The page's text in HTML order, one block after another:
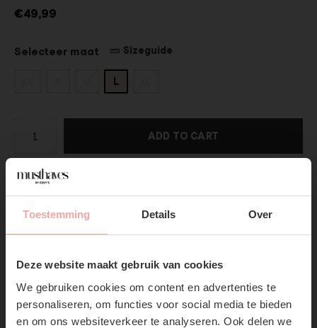
Toestemming Details Over
Deze website maakt gebruik van cookies
We gebruiken cookies om content en advertenties te
personaliseren, om functies voor social media te bieden
en om ons websiteverkeer te analyseren. Ook delen we
SUBSCRIBE NOW & GET
10% OFF YOUR FIRST
ORDER!
Don't miss out on our trendy new drops or exclusive
€49,99
Selecteer maat Sizeguide
L
ADD TO CART
Gratis verzending Vanaf €75,-
Verzenden & Retourneren